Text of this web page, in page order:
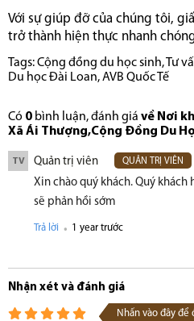
Với sự giúp đỡ của chúng tôi,
trở thành hiện thực nhanh
Tags:Cộng đồng du học sinh,Tư
Du học Đài Loan,AVB Quốc Tế
Có 0 bình luận, đánh giá về Nơi
Xã Ái Thượng,Cộng Đồng Du
TV Quản trị viên QUẢN TRỊ VIÊN
Xin chào quý khách. Quý
sẽ phản hồi sớm
Trả lời . 1 year trước
Nhận xét và đánh giá
Nhấn vào đây để